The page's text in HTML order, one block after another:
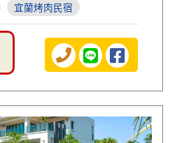
宜蘭烤肉民宿